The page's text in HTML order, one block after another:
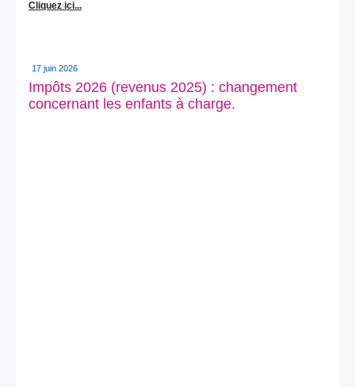
Cliquez ici...
17 juin 2026
Impôts 2026 (revenus 2025) : changement
concernant les enfants à charge.